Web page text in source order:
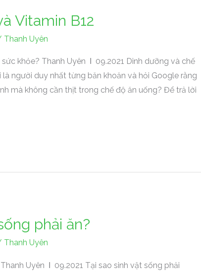
Vitamin B12
Thanh Uyên
khỏe? Thanh Uyên Ι 09.2021 Dinh dưỡng và chế
người duy nhất từng băn khoăn và hỏi Google rằng
mà không cần thịt trong chế độ ăn uống? Để trả lời
phải ăn?
Thanh Uyên
Uyên Ι 09.2021 Tại sao sinh vật sống phải